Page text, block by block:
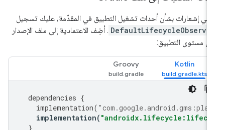
إشعارات بشأن أحداث تشغيل التطبيق في المقدّمة، عليك تسجيل
. أضِف الاعتمادية إلى ملف الإصدار
مستوى التطبيق:
Kotlin
Groovy
dependencies
implementation(
implementation(